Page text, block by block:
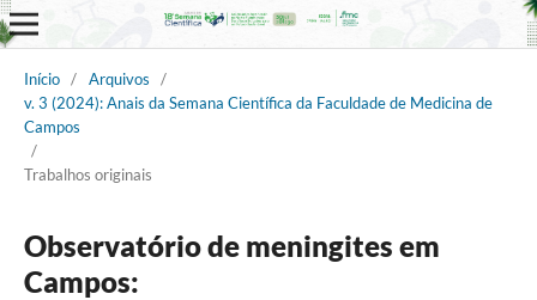
Início / Arquivos
/
v. 3 (2024): Anais da Semana Científica da Faculdade de Medicina de
Campos
/
Trabalhos originais
Observatório de meningites em
Campos: